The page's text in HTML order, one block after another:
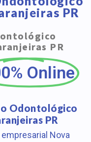
PR
PR
Online
Odontológico
PR
Nova